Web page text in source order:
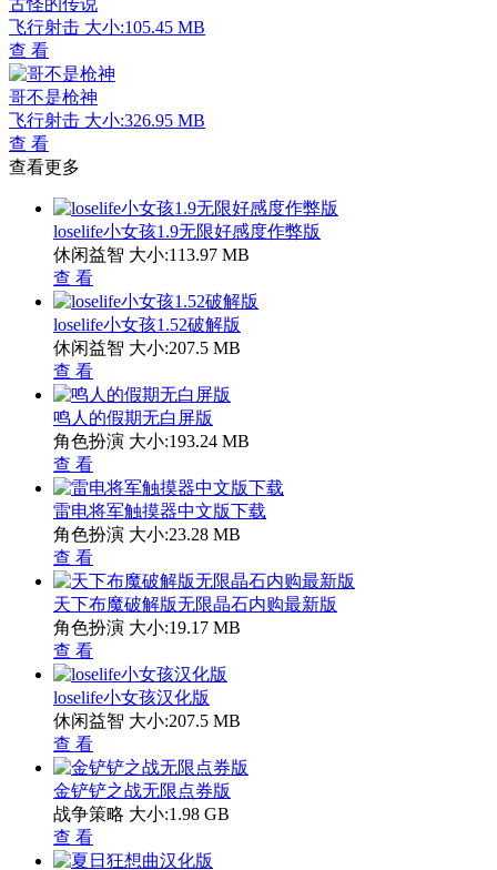
飞行射击 大小:105.45 MB
查 看
哥不是枪神
飞行射击 大小:326.95 MB
查 看
查看更多
loselife小女孩1.9无限好感度作弊版
休闲益智 大小:113.97 MB
查 看
loselife小女孩1.52破解版
休闲益智 大小:207.5 MB
查 看
鸣人的假期无白屏版
角色扮演 大小:193.24 MB
查 看
雷电将军触摸器中文版下载
角色扮演 大小:23.28 MB
查 看
天下布魔破解版无限晶石内购最新版
角色扮演 大小:19.17 MB
查 看
loselife小女孩汉化版
休闲益智 大小:207.5 MB
查 看
金铲铲之战无限点券版
战争策略 大小:1.98 GB
查 看